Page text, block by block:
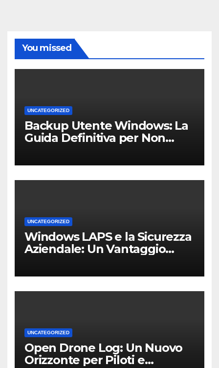
You missed
UNCATEGORIZED
Backup Utente Windows: La
Guida Definitiva per Non
Casa o dell’Ufficio
UNCATEGORIZED
Windows LAPS e la Sicurezza
Aziendale: Un Vantaggio
UNCATEGORIZED
Open Drone Log: Un Nuovo
Orizzonte per Piloti e